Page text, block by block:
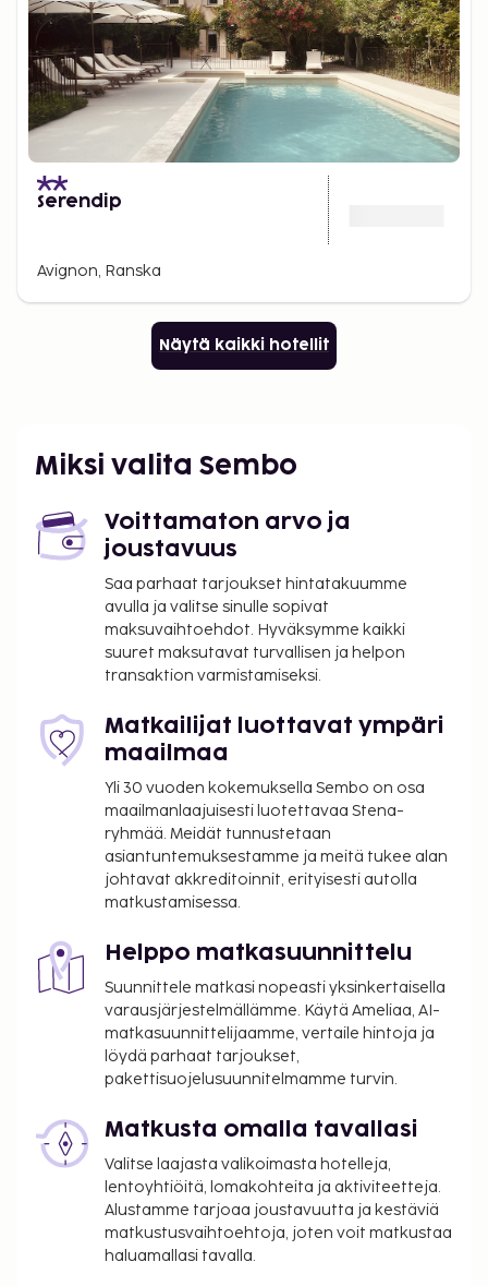
Serendip
Avignon, Ranska
Näytä kaikki hotellit
Miksi valita Sembo
Voittamaton arvo ja
joustavuus
Saa parhaat tarjoukset hintatakuumme
avulla ja valitse sinulle sopivat
maksuvaihtoehdot. Hyväksymme kaikki
suuret maksutavat turvallisen ja helpon
transaktion varmistamiseksi.
Matkailijat luottavat ympäri
maailmaa
Yli 30 vuoden kokemuksella Sembo on osa
maailmanlaajuisesti luotettavaa Stena-
ryhmää. Meidät tunnustetaan
asiantuntemuksestamme ja meitä tukee alan
johtavat akkreditoinnit, erityisesti autolla
matkustamisessa.
Helppo matkasuunnittelu
Suunnittele matkasi nopeasti yksinkertaisella
varausjärjestelmällämme. Käytä Ameliaa, AI-
matkasuunnittelijaamme, vertaile hintoja ja
löydä parhaat tarjoukset,
pakettisuojelusuunnitelmamme turvin.
Matkusta omalla tavallasi
Valitse laajasta valikoimasta hotelleja,
lentoyhtiöitä, lomakohteita ja aktiviteetteja.
Alustamme tarjoaa joustavuutta ja kestäviä
matkustusvaihtoehtoja, joten voit matkustaa
haluamallasi tavalla.